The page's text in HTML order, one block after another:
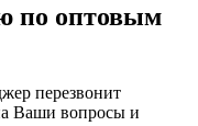
по оптовым
перезвонит
Ваши вопросы и